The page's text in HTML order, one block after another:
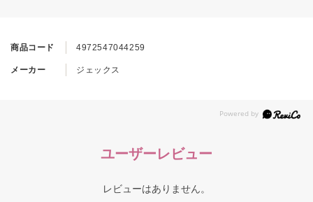
商品コード 4972547044259
メーカー ジェックス
ユーザーレビュー
レビューはありません。